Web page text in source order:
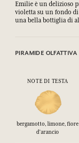
Emilie è un delizioso
violetta su un fondo
una bella bottiglia di
PIRAMIDE OLFATTIVA
NOTE DI TESTA
bergamotto, limone, fiore
d'arancio